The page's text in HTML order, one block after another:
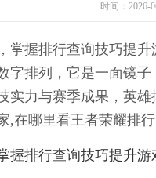
时间：2026-
掌握排行查询技巧提
字排列，它是一面镜
实力与赛季成果，英
,在哪里看王者荣耀排
握排行查询技巧提升游